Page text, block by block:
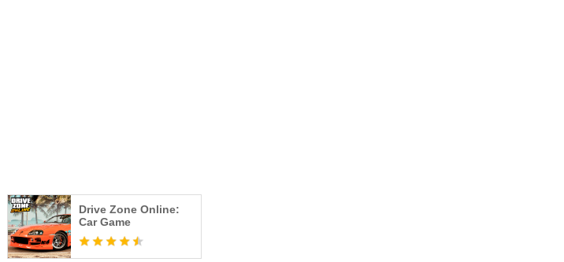
Drive Zone Online:
Car Game